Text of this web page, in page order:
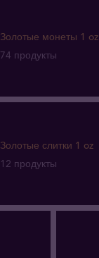
Золотые монеты 1 oz
74 продукты
Золотые слитки 1 oz
12 продукты